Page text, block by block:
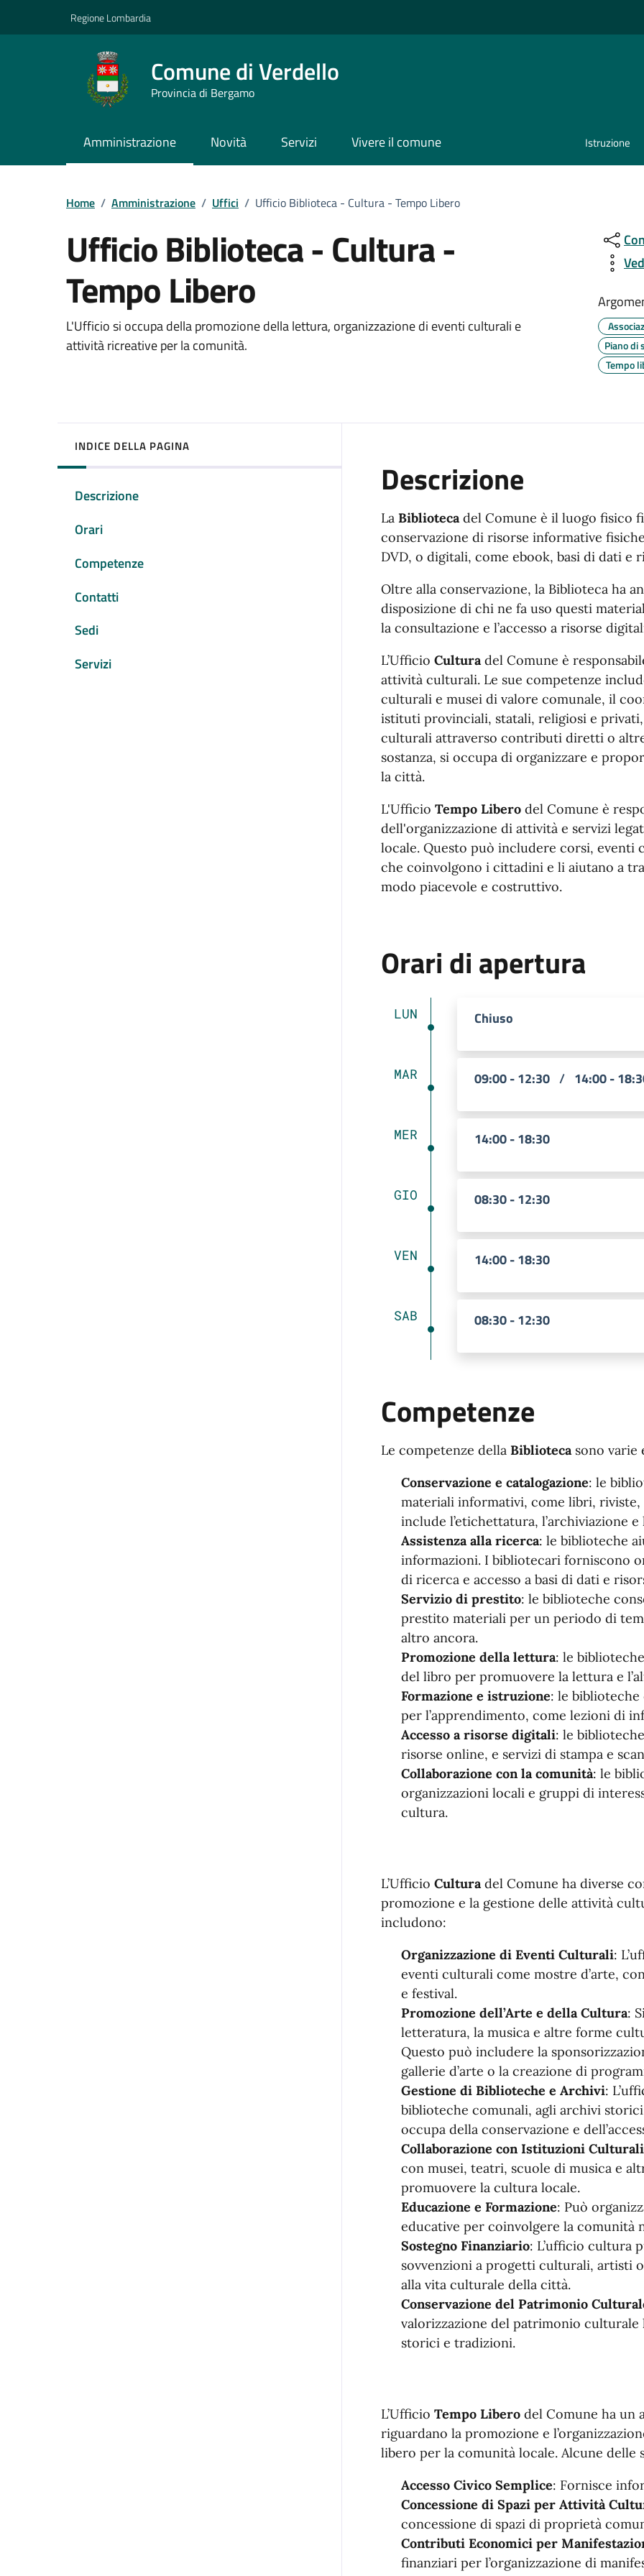
Regione Lombardia
Comune di Verdello
Provincia di Bergamo
Amministrazione Novità Servizi Vivere il comune Istruzione
Dettagli dell'ufficio
Home / Amministrazione / Uffici / Ufficio Biblioteca - Cultura - Tempo Libero
Ufficio Biblioteca - Cultura -
Tempo Libero
L'Ufficio si occupa della promozione della lettura, organizzazione di eventi culturali e
attività ricreative per la comunità.
Piano di
Tempo
INDICE DELLA PAGINA
Descrizione
Orari
Competenze
Contatti
Sedi
Servizi
Descrizione
LaBibliotecadel Comune è il luogo fisico
conservazione di risorse informative
DVD, o digitali, come ebook, basi di dati e
Oltre alla conservazione, la Biblioteca ha
disposizione di chi ne fa uso questi
la consultazione e l’accesso a risorse
L’Ufficio Cultura del Comune è
attività culturali. Le sue competenze
culturali e musei di valore comunale, il co
istituti provinciali, statali, religiosi e
culturali attraverso contributi diretti o
sostanza, si occupa di organizzare e
la città.
L'Ufficio TempoLiberodel Comune è
dell'organizzazione di attività e servizi
locale. Questo può includere corsi, eventi
che coinvolgono i cittadini e li aiutano a
modo piacevole e costruttivo.
Orari di apertura
LUN Chiuso
MAR 09:00 - 12:30 / 14:00 -
MER 14:00 - 18:30
GIO 08:30 - 12:30
VEN 14:00 - 18:30
SAB 08:30 - 12:30
Competenze
Le competenze della Bibliotecasono varie
Conservazione e catalogazione: le
materiali informativi, come libri,
include l’etichettatura, l’archiviazione
Assistenza alla ricerca: le biblioteche
informazioni. I bibliotecari forniscono
di ricerca e accesso a basi di dati e
Servizio di prestito: le biblioteche
prestito materiali per un periodo di
altro ancora.
Promozione della lettura: le
del libro per promuovere la lettura e
Formazione e istruzione: le
per l’apprendimento, come lezioni di
Accesso a risorse digitali: le
risorse online, e servizi di stampa e
Collaborazione con la comunità: le
organizzazioni locali e gruppi di
cultura.
L’Ufficio Culturadel Comune ha diverse
promozione e la gestione delle attività
includono:
Organizzazione di Eventi Culturali:
eventi culturali come mostre d’arte,
e festival.
Promozione dell’Arte e della Cultura:
letteratura, la musica e altre forme
Questo può includere la
gallerie d’arte o la creazione di
Gestione di Biblioteche e Archivi:
biblioteche comunali, agli archivi
occupa della conservazione e
Collaborazione con Istituzioni Culturali
con musei, teatri, scuole di musica e
promuovere la cultura locale.
Educazione e Formazione: Può
educative per coinvolgere la comunità
Sostegno Finanziario: L’ufficio cultura
sovvenzioni a progetti culturali, artisti
alla vita culturale della città.
Conservazione del Patrimonio
valorizzazione del patrimonio
storici e tradizioni.
L’Ufficio Tempo Liberodel Comune ha un
riguardano la promozione e
libero per la comunità locale. Alcune
Accesso Civico Semplice: Fornisce
Concessione di Spazi per Attività
concessione di spazi di proprietà
Contributi Economici per
finanziari per l’organizzazione di